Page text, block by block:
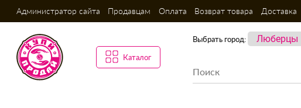
Администратор сайта Продавцам Оплата Возврат товара Доставка
Каталог
Выбрать город: